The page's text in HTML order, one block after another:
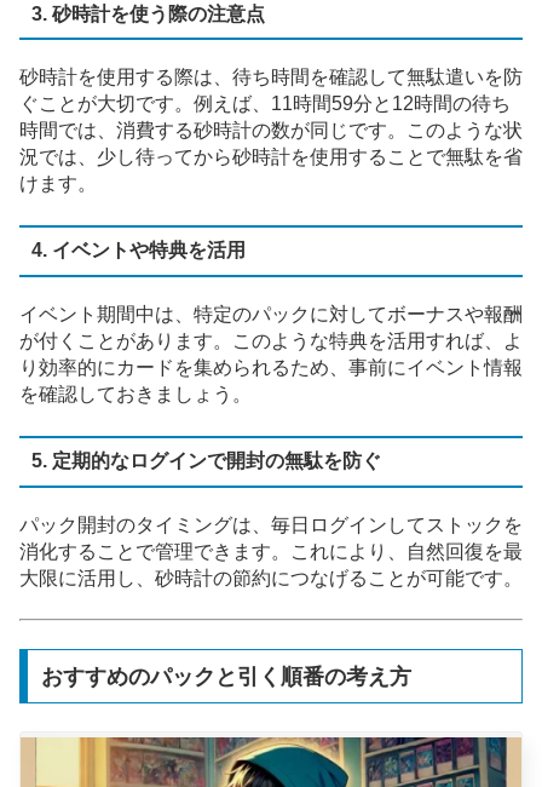
3. 砂時計を使う際の注意点
砂時計を使用する際は、待ち時間を確認して無駄遣いを防
ぐことが大切です。例えば、11時間59分と12時間の待ち
時間では、消費する砂時計の数が同じです。このような状
況では、少し待ってから砂時計を使用することで無駄を省
けます。
4. イベントや特典を活用
イベント期間中は、特定のパックに対してボーナスや報酬
が付くことがあります。このような特典を活用すれば、よ
り効率的にカードを集められるため、事前にイベント情報
を確認しておきましょう。
5. 定期的なログインで開封の無駄を防ぐ
パック開封のタイミングは、毎日ログインしてストックを
消化することで管理できます。これにより、自然回復を最
大限に活用し、砂時計の節約につなげることが可能です。
おすすめのパックと引く順番の考え方